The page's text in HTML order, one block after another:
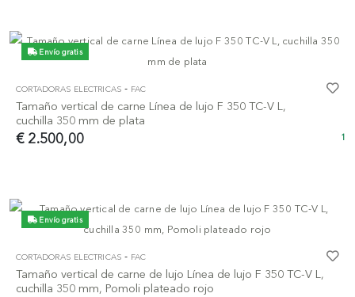
Envío gratis
CORTADORAS ELECTRICAS - FAC
Tamaño vertical de carne Línea de lujo F 350 TC-V L,
cuchilla 350 mm de plata
€ 2.500,00 1
Envío gratis
CORTADORAS ELECTRICAS - FAC
Tamaño vertical de carne de lujo Línea de lujo F 350 TC-V L,
cuchilla 350 mm, Pomoli plateado rojo